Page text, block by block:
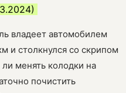
владеет автомобилем
и столкнулся со скрипом
менять колодки на
почистить